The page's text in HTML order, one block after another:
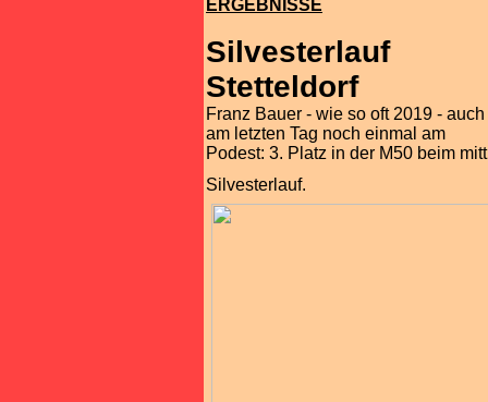
ERGEBNISSE
Silvesterlauf
Stetteldorf
Franz Bauer - wie so oft 2019 - auch
am letzten Tag noch einmal am
Podest: 3. Platz in der M50 beim
Silvesterlauf.